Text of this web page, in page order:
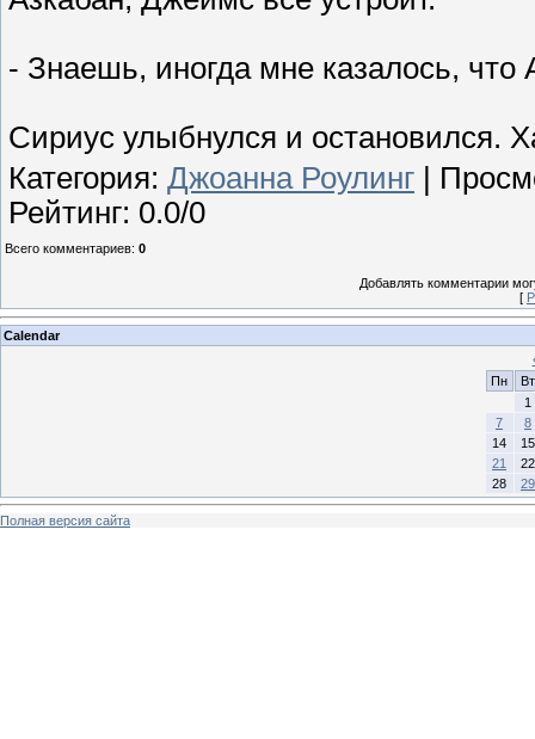
- Знаешь, иногда мне казалось, что
Сириус улыбнулся и остановился.
Категория: Джоанна Роулинг
Рейтинг: 0.0/0
Всего комментариев: 0
Добавлять комментарии
[
Calendar
Пн
Вт
1
7
8
14
15
21
22
28
29
Полная версия сайта